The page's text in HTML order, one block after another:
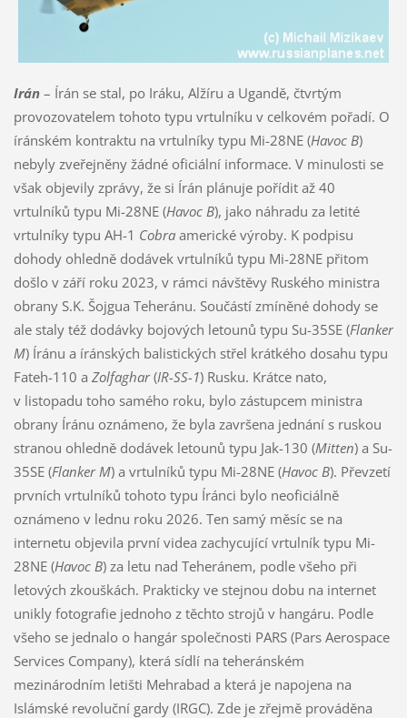
Irán– Írán se stal, po Iráku, Alžíru a Ugandě, čtvrtým
provozovatelem tohoto typu vrtulníku v celkovém pořadí. O
íránském kontraktu na vrtulníky typu Mi-28NE (Havoc B)
nebyly zveřejněny žádné oficiální informace. V minulosti se
však objevily zprávy, že si Írán plánuje pořídit až 40
vrtulníků typu Mi-28NE (Havoc B), jako náhradu za letité
vrtulníky typu AH-1 Cobraamerické výroby. K podpisu
dohody ohledně dodávek vrtulníků typu Mi-28NE přitom
došlo v září roku 2023, v rámci návštěvy Ruského ministra
obrany S.K. Šojgua Teheránu. Součástí zmíněné dohody se
ale staly též dodávky bojových letounů typu Su-35SE (Flanker
M) Íránu a íránských balistických střel krátkého dosahu typu
Fateh-110 a Zolfaghar(IR-SS-1) Rusku. Krátce nato,
v listopadu toho samého roku, bylo zástupcem ministra
obrany Íránu oznámeno, že byla završena jednání s ruskou
stranou ohledně dodávek letounů typu Jak-130 (Mitten) a Su-
35SE (Flanker M) a vrtulníků typu Mi-28NE (Havoc B). Převzetí
prvních vrtulníků tohoto typu Íránci bylo neoficiálně
oznámeno v lednu roku 2026. Ten samý měsíc se na
internetu objevila první videa zachycující vrtulník typu Mi-
28NE (Havoc B) za letu nad Teheránem, podle všeho při
letových zkouškách. Prakticky ve stejnou dobu na internet
unikly fotografie jednoho z těchto strojů v hangáru. Podle
všeho se jednalo o hangár společnosti PARS (Pars Aerospace
Services Company), která sídlí na teheránském
mezinárodním letišti Mehrabad a která je napojena na
Islámské revoluční gardy (IRGC). Zde je zřejmě prováděna